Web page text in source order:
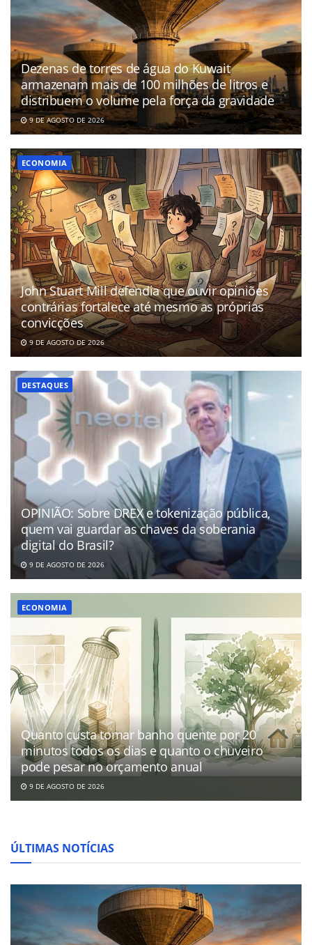
Dezenas de torres de água do Kuwait
armazenam mais de 100 milhões de litros e
distribuem o volume pela força da gravidade
9 DE AGOSTO DE 2026
ECONOMIA
John Stuart Mill defendia que ouvir opiniões
contrárias fortalece até mesmo as próprias
convicções
9 DE AGOSTO DE 2026
DESTAQUES
OPINIÃO: Sobre DREX e tokenização pública,
quem vai guardar as chaves da soberania
digital do Brasil?
9 DE AGOSTO DE 2026
ECONOMIA
Quanto custa tomar banho quente por 20
minutos todos os dias e quanto o chuveiro
pode pesar no orçamento anual
9 DE AGOSTO DE 2026
ÚLTIMAS NOTÍCIAS